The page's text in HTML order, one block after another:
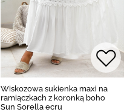
Wiskozowa sukienka maxi na
ramiączkach z koronką boho
Sun Sorella ecru